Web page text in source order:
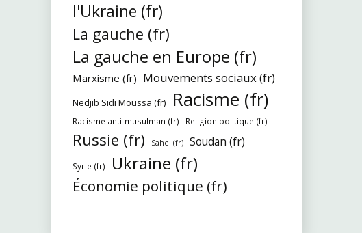
l'Ukraine (fr)
La gauche (fr)
La gauche en Europe (fr)
Marxisme (fr) Mouvements sociaux (fr)
Nedjib Sidi Moussa (fr) Racisme (fr)
Racisme anti-musulman (fr) Religion politique (fr)
Russie (fr) Sahel (fr) Soudan (fr)
Syrie (fr) Ukraine (fr)
Économie politique (fr)